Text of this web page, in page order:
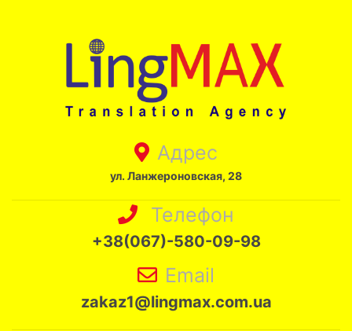
Адрес
ул. Ланжероновская, 28
Телефон
+38(067)-580-09-98
Email
zakaz1@lingmax.com.ua